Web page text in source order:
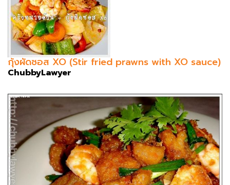
กุ้งผัดซอส XO (Stir fried prawns with XO sauce)
ChubbyLawyer